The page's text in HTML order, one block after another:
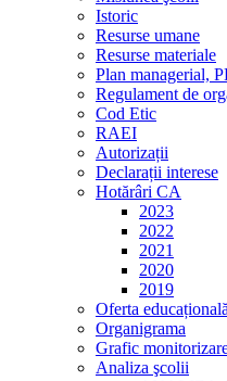
Istoric
Resurse umane
Resurse materiale
Plan managerial,
Regulament de
Cod Etic
RAEI
Autorizații
Declarații interese
Hotărâri CA
2023
2022
2021
2020
2019
Oferta educațională
Organigrama
Grafic
Analiza şcolii